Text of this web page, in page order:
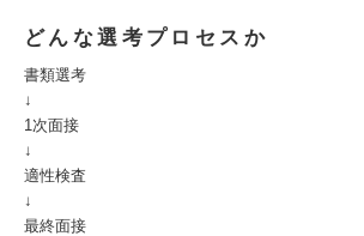
どんな選考プロセスか
書類選考
↓
1次面接
↓
適性検査
↓
最終面接